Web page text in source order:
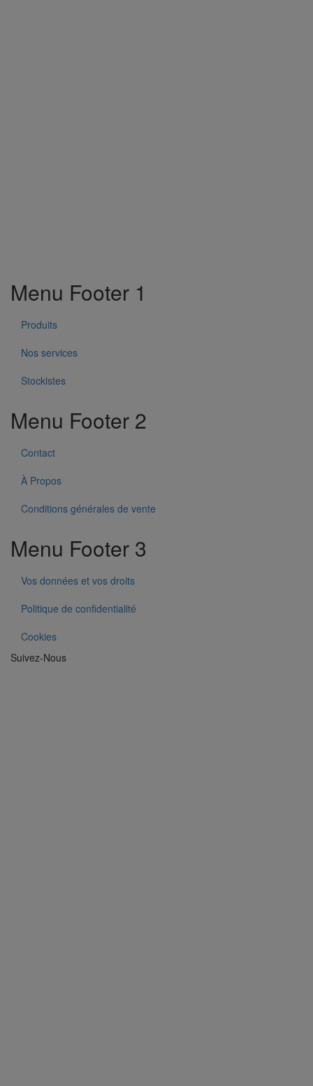
Menu Footer 1
Produits
Nos services
Stockistes
Menu Footer 2
Contact
À Propos
Conditions générales de vente
Menu Footer 3
Vos données et vos droits
Politique de confidentialité
Cookies
Suivez-Nous